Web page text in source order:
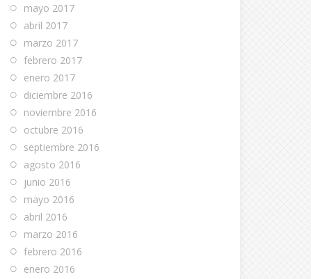
mayo 2017
abril 2017
marzo 2017
febrero 2017
enero 2017
diciembre 2016
noviembre 2016
octubre 2016
septiembre 2016
agosto 2016
junio 2016
mayo 2016
abril 2016
marzo 2016
febrero 2016
enero 2016